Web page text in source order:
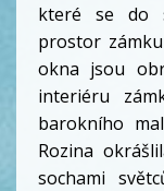
které se do
prostor
okna jsou
interiéru
barokního
Rozina
sochami